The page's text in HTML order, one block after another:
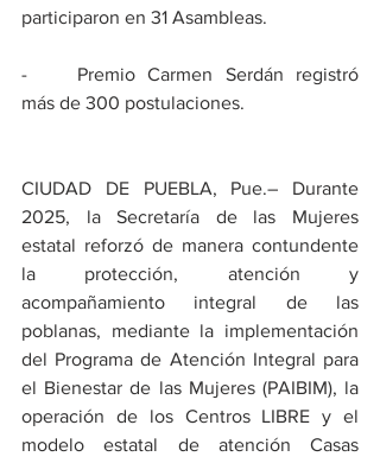
participaron en 31 Asambleas.
-	Premio Carmen Serdán registró
más de 300 postulaciones.
CIUDAD DE PUEBLA, Pue.– Durante
2025, la Secretaría de las Mujeres
estatal reforzó de manera contundente
la protección, atención y
acompañamiento integral de las
poblanas, mediante la implementación
del Programa de Atención Integral para
el Bienestar de las Mujeres (PAIBIM), la
operación de los Centros LIBRE y el
modelo estatal de atención Casas